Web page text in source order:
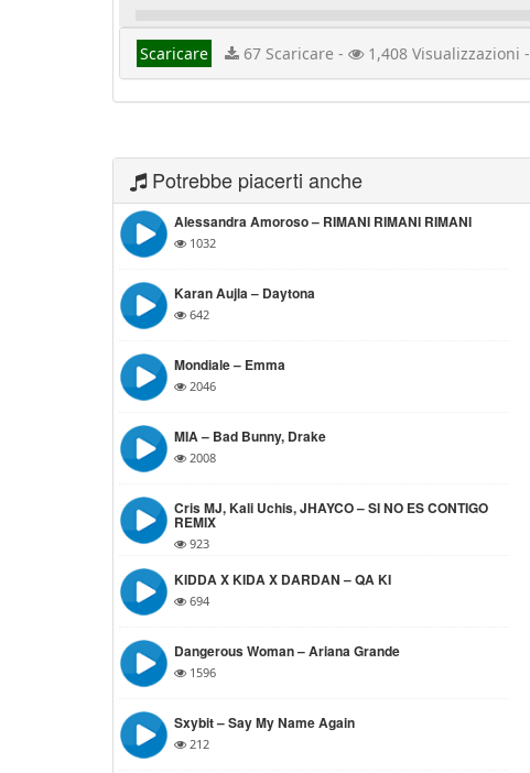
Scaricare 67 Scaricare - 1,408 Visualizzazioni -
Potrebbe piacerti anche
Alessandra Amoroso – RIMANI RIMANI RIMANI
1032
Karan Aujla – Daytona
642
Mondiale – Emma
2046
MIA – Bad Bunny, Drake
2008
Cris MJ, Kali Uchis, JHAYCO – SI NO ES CONTIGO
REMIX
923
KIDDA X KIDA X DARDAN – QA KI
694
Dangerous Woman – Ariana Grande
1596
Sxybit – Say My Name Again
212